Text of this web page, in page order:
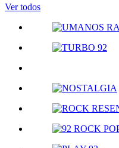
Ver todos